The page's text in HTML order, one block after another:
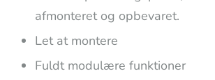
afmonteret og opbevaret.
Let at montere
Fuldt modulære funktioner